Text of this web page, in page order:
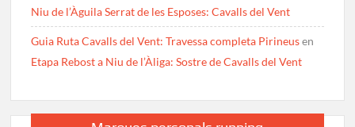
Niu de l’Àguila Serrat de les Esposes: Cavalls del Vent
Guia Ruta Cavalls del Vent: Travessa completa Pirineusen
Etapa Rebost a Niu de l’Àliga: Sostre de Cavalls del Vent